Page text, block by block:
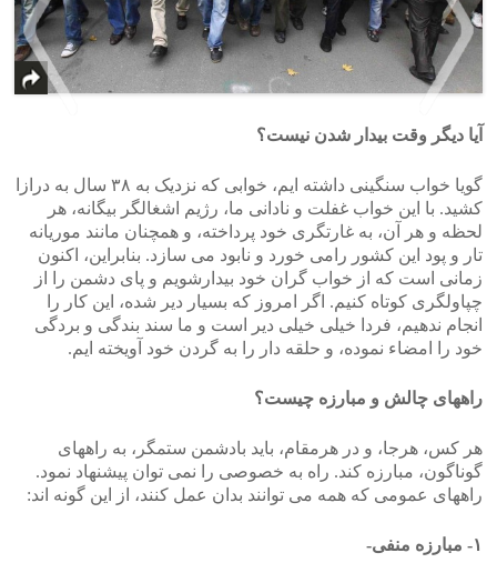
آیا دیگر وقت بیدار شدن نیست؟
گویا خواب سنگینی داشته ایم، خوابی که نزدیک به ۳۸ سال به درازا
کشید. با این خواب غفلت و نادانی ما، رژیم اشغالگر بیگانه، هر
لحظه و هر آن، به غارتگری خود پرداخته، و همچنان مانند موریانه
تار و پود این کشور رامی خورد و نابود می سازد. بنابراین، اکنون
زمانی است که از خواب گران خود بیدارشویم و پای دشمن را از
چپاولگری کوتاه کنیم. اگر امروز که بسیار دیر شده، این کار را
انجام ندهیم، فردا خیلی خیلی دیر است و ما سند بندگی و بردگی
خود را امضاء نموده، و حلقه دار را به گردن خود آویخته ایم.
راههای چالش و مبارزه چیست؟
هر کس، هرجا، و در هرمقام، باید بادشمن ستمگر، به راههای
گوناگون، مبارزه کند. راه به خصوصی را نمی توان پیشنهاد نمود.
راههای عمومی که همه می توانند بدان عمل کنند، از این گونه اند:
۱- مبارزه منفی-